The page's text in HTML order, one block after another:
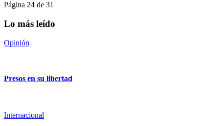
Página 24 de 31
Lo más leído
Opinión
Presos en su libertad
Internacional